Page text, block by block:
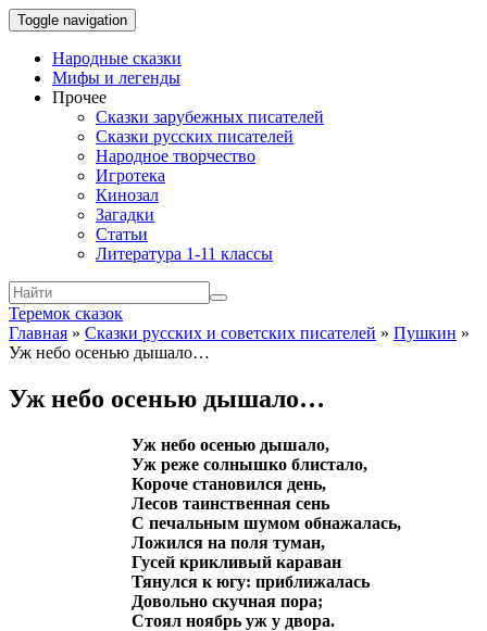
Toggle navigation
Народные сказки
Мифы и легенды
Прочее
Сказки зарубежных писателей
Сказки русских писателей
Народное творчество
Игротека
Кинозал
Загадки
Статьи
Литература 1-11 классы
Теремок сказок
Главная » Сказки русских и советских писателей » Пушкин »
Уж небо осенью дышало…
Уж небо осенью дышало…
Уж небо осенью дышало,
Уж реже солнышко блистало,
Короче становился день,
Лесов таинственная сень
С печальным шумом обнажалась,
Ложился на поля туман,
Гусей крикливый караван
Тянулся к югу: приближалась
Довольно скучная пора;
Стоял ноябрь уж у двора.